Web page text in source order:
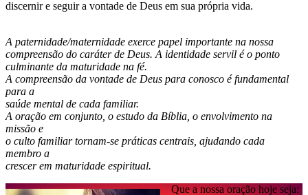
discernir e seguir a vontade de Deus em sua própria vida.
A paternidade/maternidade exerce papel importante na nossa
compreensão do caráter de Deus. A identidade servil é o ponto
culminante da maturidade na fé.
A compreensão da vontade de Deus para conosco é fundamental
para a
saúde mental de cada familiar.
A oração em conjunto, o estudo da Bíblia, o envolvimento na
missão e
o culto familiar tornam-se práticas centrais, ajudando cada
membro a
crescer em maturidade espiritual.
Que a nossa oração hoje seja: